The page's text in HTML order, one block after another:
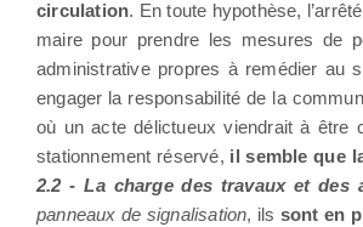
circulation. En toute hypothèse,
maire pour prendre les mesures de
administrative propres à remédier au
engager la responsabilité de la
où un acte délictueux viendrait à être
stationnement réservé, il semble que
2.2 - La charge des travaux et des
panneaux de signalisation, ils sont en